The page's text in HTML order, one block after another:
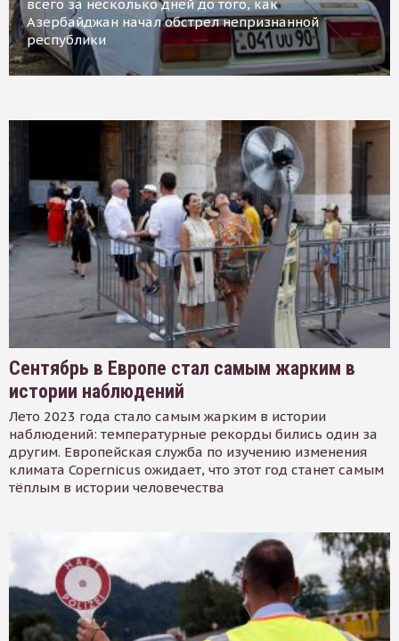
всего за несколько дней до того, как
Азербайджан начал обстрел непризнанной
республики
Сентябрь в Европе стал самым жарким в
истории наблюдений
Лето 2023 года стало самым жарким в истории
наблюдений: температурные рекорды бились один за
другим. Европейская служба по изучению изменения
климата Copernicus ожидает, что этот год станет самым
тёплым в истории человечества